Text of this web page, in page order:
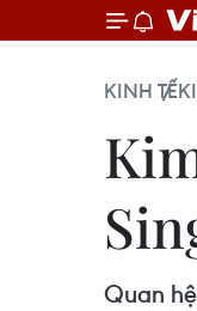
KINH TẾ
Quan